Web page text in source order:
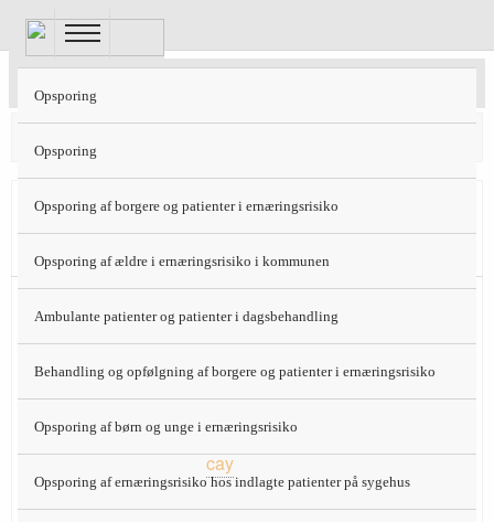
hovedindhold
Opsporing
Opsporing
Opsporing af borgere og patienter i ernæringsrisiko
Opsporing af ældre i ernæringsrisiko i kommunen
Ambulante patienter og patienter i dagsbehandling
Behandling og opfølgning af borgere og patienter i ernæringsrisiko
Opsporing af børn og unge i ernæringsrisiko
Opsporing af ernæringsrisiko hos indlagte patienter på sygehus
Tyrkisk Sygehuskost 12 MJ
Tidlig
morgen
sukker
2 stk. franskbrød (100 g)
oliven (60 g)
150 mlcay(te m. sukker og evt. citron)
med 10 g proteinpulver